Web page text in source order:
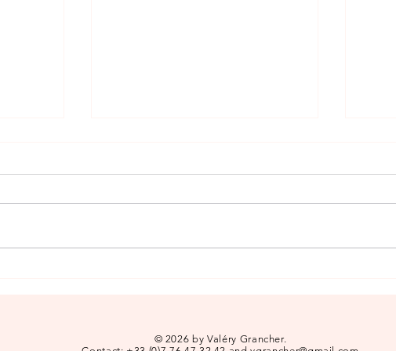
© 2026 by Valéry Grancher.